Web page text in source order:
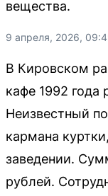
вещества.
9 апреля, 2026,
В Кировском
кафе 1992 года
Неизвестный
кармана
заведении.
рублей.